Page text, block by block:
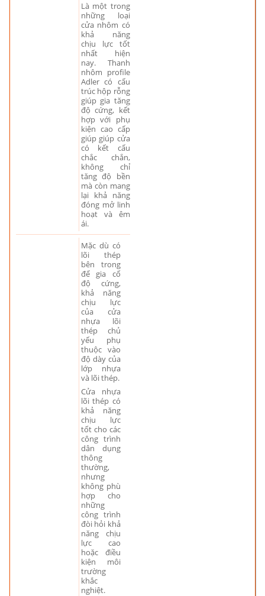
Là một trong
những loại
cửa nhôm có
khả năng
chịu lực tốt
nhất hiện
nay. Thanh
nhôm profile
Adler có cấu
trúc hộp rỗng
giúp gia tăng
độ cứng, kết
hợp với phụ
kiện cao cấp
giúp giúp cửa
có kết cấu
chắc chắn,
không chỉ
tăng độ bền
mà còn mang
lại khả năng
đóng mở linh
hoạt và êm
ái.
Mặc dù có
lõi thép
bên trong
để gia cố
độ cứng,
khả năng
chịu lực
của cửa
nhựa lõi
thép chủ
yếu phụ
thuộc vào
độ dày của
lớp nhựa
và lõi thép.
Cửa nhựa
lõi thép có
khả năng
chịu lực
tốt cho các
công trình
dân dụng
thông
thường,
nhưng
không phù
hợp cho
những
công trình
đòi hỏi khả
năng chịu
lực cao
hoặc điều
kiện môi
trường
khắc
nghiệt.